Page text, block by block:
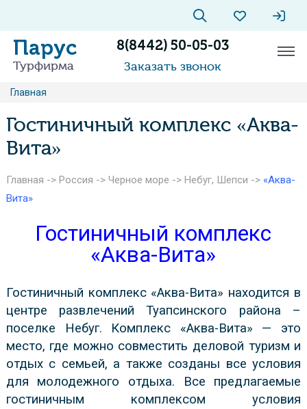
Парус
Турфирма
8(8442) 50-05-03
Заказать звонок
Главная
Гостиничный комплекс «Аква-
Вита»
Главная -> Россия -> Черное море -> Небуг, Шепси -> «Аква-
Вита»
Гостиничный комплекс
«Аква-Вита»
Гостиничный комплекс «Аква-Вита» находится в
центре развлечений Туапсинского района –
поселке Небуг. Комплекс «Аква-Вита» — это
место, где можно совместить деловой туризм и
отдых с семьей, а также созданы все условия
для молодежного отдыха. Все предлагаемые
гостиничным комплексом условия